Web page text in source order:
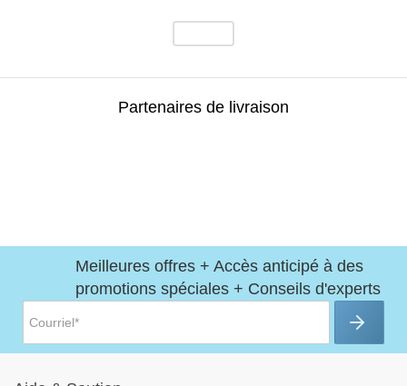
Partenaires de livraison
Meilleures offres + Accès anticipé à des
promotions spéciales + Conseils d'experts